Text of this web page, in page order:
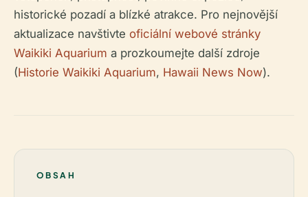
historické pozadí a blízké atrakce. Pro nejnovější
aktualizace navštivte oficiální webové stránky
Waikiki Aquarium a prozkoumejte další zdroje
(Historie Waikiki Aquarium, Hawaii News Now).
OBSAH